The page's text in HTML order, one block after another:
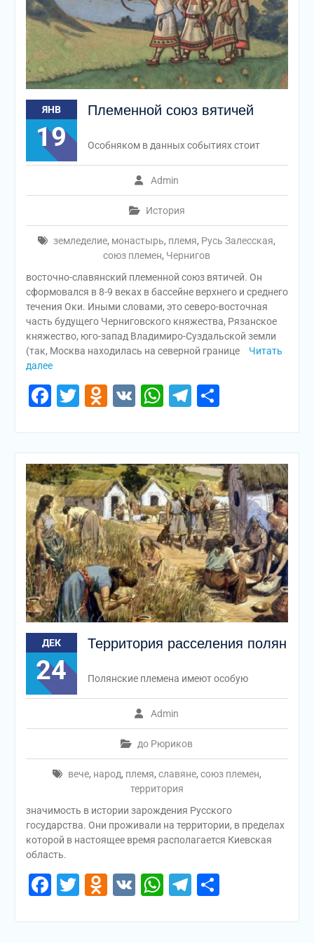
ЯНВ
19
Племенной союз вятичей
Admin
История
земледелие, монастырь, племя, Русь Залесская,
союз племен, Чернигов
Особняком в данных событиях стоит
восточно-славянский племенной союз вятичей. Он
сформовался в 8-9 веках в бассейне верхнего и среднего
течения Оки. Иными словами, это северо-восточная
часть будущего Черниговского княжества, Рязанское
княжество, юго-запад Владимиро-Суздальской земли
(так, Москва находилась на северной границе
Читать
далее
Facebook
Twitter
Odnoklassniki
VKWhatsApp
Telegram
ДЕК
24
Территория расселения полян
Admin
до Рюриков
вече, народ, племя, славяне, союз племен,
территория
Полянские племена имеют особую
значимость в истории зарождения Русского
государства. Они проживали на территории, в пределах
которой в настоящее время располагается Киевская
область.
Facebook
Twitter
Odnoklassniki
VK WhatsApp
Telegram